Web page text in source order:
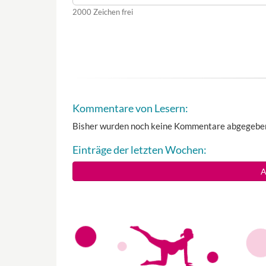
2000 Zeichen frei
Kommentare von Lesern:
Bisher wurden noch keine Kommentare
Einträge der letzten Wochen: